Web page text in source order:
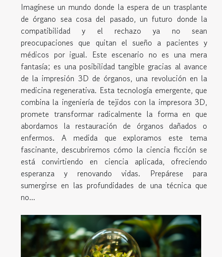
Imagínese un mundo donde la espera de un trasplante
de órgano sea cosa del pasado, un futuro donde la
compatibilidad y el rechazo ya no sean
preocupaciones que quitan el sueño a pacientes y
médicos por igual. Este escenario no es una mera
fantasía; es una posibilidad tangible gracias al avance
de la impresión 3D de órganos, una revolución en la
medicina regenerativa. Esta tecnología emergente, que
combina la ingeniería de tejidos con la impresora 3D,
promete transformar radicalmente la forma en que
abordamos la restauración de órganos dañados o
enfermos. A medida que exploramos este tema
fascinante, descubriremos cómo la ciencia ficción se
está convirtiendo en ciencia aplicada, ofreciendo
esperanza y renovando vidas. Prepárese para
sumergirse en las profundidades de una técnica que
no...